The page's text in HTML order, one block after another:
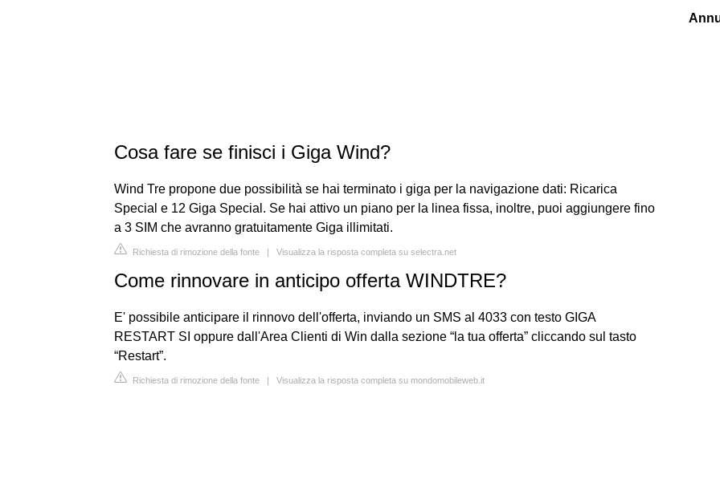
Cosa fare se finisci i Giga Wind?
Wind Tre propone due possibilità se hai terminato i giga per la navigazione dati: Ricarica
Special e 12 Giga Special. Se hai attivo un piano per la linea fissa, inoltre, puoi aggiungere fino
a 3 SIM che avranno gratuitamente Giga illimitati.
Richiesta di rimozione della fonte | Visualizza la risposta completa su selectra.net
Come rinnovare in anticipo offerta WINDTRE?
E' possibile anticipare il rinnovo dell'offerta, inviando un SMS al 4033 con testo GIGA
RESTART SI oppure dall'Area Clienti di Win dalla sezione “la tua offerta” cliccando sul tasto
“Restart”.
Richiesta di rimozione della fonte | Visualizza la risposta completa su mondomobileweb.it